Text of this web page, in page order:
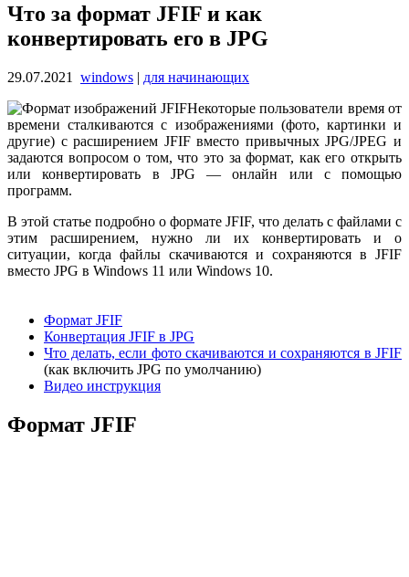
Что за формат JFIF и как
конвертировать его в JPG
29.07.2021 windows | для начинающих
Некоторые пользователи время от
времени сталкиваются с изображениями (фото, картинки и
другие) с расширением JFIF вместо привычных JPG/JPEG и
задаются вопросом о том, что это за формат, как его открыть
или конвертировать в JPG — онлайн или с помощью
программ.
В этой статье подробно о формате JFIF, что делать с файлами с
этим расширением, нужно ли их конвертировать и о
ситуации, когда файлы скачиваются и сохраняются в JFIF
вместо JPG в Windows 11 или Windows 10.
Формат JFIF
Конвертация JFIF в JPG
Что делать, если фото скачиваются и сохраняются в JFIF
(как включить JPG по умолчанию)
Видео инструкция
Формат JFIF